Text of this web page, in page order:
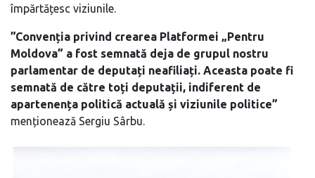
împărtățesc viziunile.
”Convenția privind crearea Platformei „Pentru
Moldova” a fost semnată deja de grupul nostru
parlamentar de deputați neafiliați. Aceasta poate fi
semnată de către toți deputații, indiferent de
apartenența politică actuală și viziunile politice”
menționează Sergiu Sârbu.